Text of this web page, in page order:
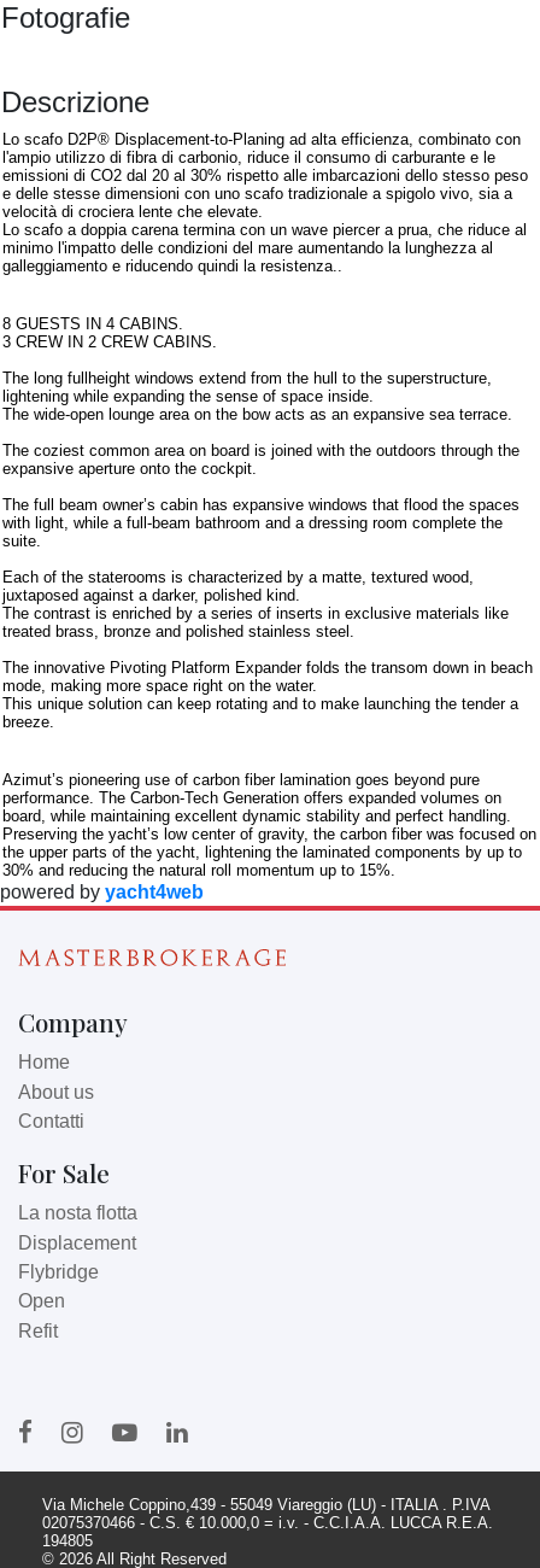
Fotografie
Descrizione
Lo scafo D2P® Displacement-to-Planing ad alta efficienza, combinato con
l'ampio utilizzo di fibra di carbonio, riduce il consumo di carburante e le
emissioni di CO2 dal 20 al 30% rispetto alle imbarcazioni dello stesso peso
e delle stesse dimensioni con uno scafo tradizionale a spigolo vivo, sia a
velocità di crociera lente che elevate.
Lo scafo a doppia carena termina con un wave piercer a prua, che riduce al
minimo l'impatto delle condizioni del mare aumentando la lunghezza al
galleggiamento e riducendo quindi la resistenza..
8 GUESTS IN 4 CABINS.
3 CREW IN 2 CREW CABINS.
The long fullheight windows extend from the hull to the superstructure,
lightening while expanding the sense of space inside.
The wide-open lounge area on the bow acts as an expansive sea terrace.
The coziest common area on board is joined with the outdoors through the
expansive aperture onto the cockpit.
The full beam owner’s cabin has expansive windows that flood the spaces
with light, while a full-beam bathroom and a dressing room complete the
suite.
Each of the staterooms is characterized by a matte, textured wood,
juxtaposed against a darker, polished kind.
The contrast is enriched by a series of inserts in exclusive materials like
treated brass, bronze and polished stainless steel.
The innovative Pivoting Platform Expander folds the transom down in beach
mode, making more space right on the water.
This unique solution can keep rotating and to make launching the tender a
breeze.
Azimut’s pioneering use of carbon fiber lamination goes beyond pure
performance. The Carbon-Tech Generation offers expanded volumes on
board, while maintaining excellent dynamic stability and perfect handling.
Preserving the yacht’s low center of gravity, the carbon fiber was focused on
the upper parts of the yacht, lightening the laminated components by up to
30% and reducing the natural roll momentum up to 15%.
powered by yacht4web
Company
Home
About us
Contatti
For Sale
La nosta flotta
Displacement
Flybridge
Open
Refit
Via Michele Coppino,439 - 55049 Viareggio (LU) - ITALIA . P.IVA
02075370466 - C.S. € 10.000,0 = i.v. - C.C.I.A.A. LUCCA R.E.A.
194805
© 2026 All Right Reserved